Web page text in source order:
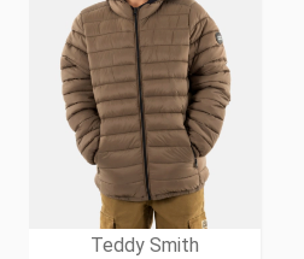
Teddy Smith